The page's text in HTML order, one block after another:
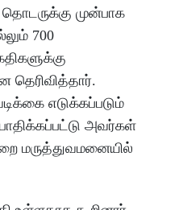
முன்பாக
700
தெரிவித்தார்.
எடுக்கப்படும்
அவர்கள்
மருத்துவமனையில்